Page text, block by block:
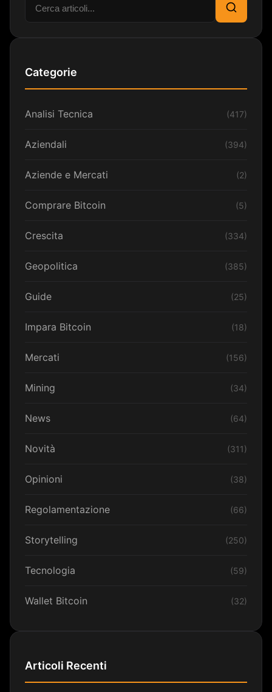
Cerca
Categorie
Analisi Tecnica (417)
Aziendali (394)
Aziende e Mercati (2)
Comprare Bitcoin (5)
Crescita (334)
Geopolitica (385)
Guide (25)
Impara Bitcoin (18)
Mercati (156)
Mining (34)
News (64)
Novità (311)
Opinioni (38)
Regolamentazione (66)
Storytelling (250)
Tecnologia (59)
Wallet Bitcoin (32)
Articoli Recenti